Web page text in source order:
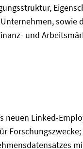
sowie
und
neuen Linked-